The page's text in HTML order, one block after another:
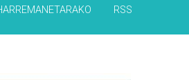
RSS